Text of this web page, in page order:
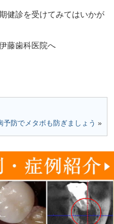
健診を受けてみてはいかが
藤歯科医院へ
予防でメタボも防ぎましょう »